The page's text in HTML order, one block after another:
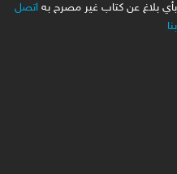
بأي بلاغ عن كتاب غير مصرح به اتصل
بنا